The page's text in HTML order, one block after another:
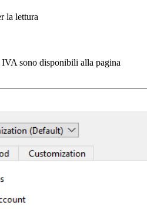
la lettura
sono disponibili alla pagina